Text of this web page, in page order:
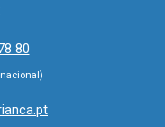
80